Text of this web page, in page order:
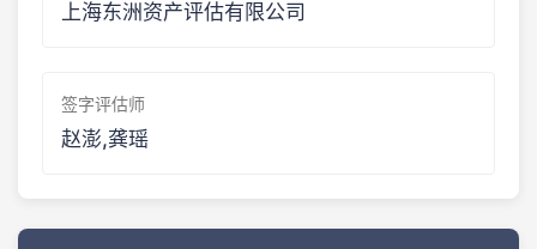
上海东洲资产评估有限公司
签字评估师
赵澎,龚瑶